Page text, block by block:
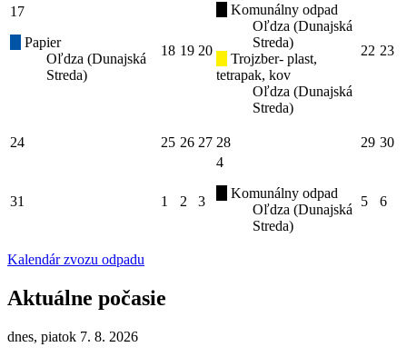
17
Papier
Oľdza (Dunajská
Streda)
18 19 20
Komunálny odpad
Oľdza (Dunajská
Streda)
Trojzber- plast,
tetrapak, kov
Oľdza (Dunajská
Streda)
22 23
24 25 26 27 28 29 30
31 1 2 3
4
Komunálny odpad
Oľdza (Dunajská
Streda)
5 6
Kalendár zvozu odpadu
Aktuálne počasie
dnes, piatok 7. 8. 2026